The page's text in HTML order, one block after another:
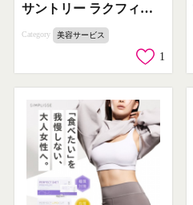
サントリー ラクフィット おなかスッキリ！脂肪を減らす機能性表示食品
Category 美容サービス
1